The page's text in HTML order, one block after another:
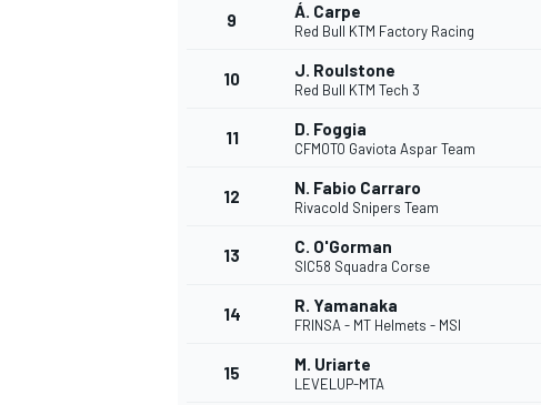
9 Á. Carpe
Red Bull KTM Factory Racing
10 J. Roulstone
Red Bull KTM Tech 3
11 D. Foggia
CFMOTO Gaviota Aspar Team
12 N. Fabio Carraro
Rivacold Snipers Team
13 C. O'Gorman
SIC58 Squadra Corse
14 R. Yamanaka
FRINSA - MT Helmets - MSI
15 M. Uriarte
LEVELUP-MTA